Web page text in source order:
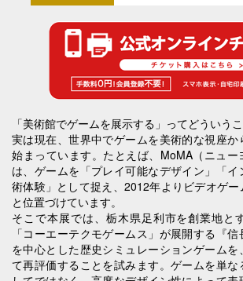
「美術館でゲームを展示する」ってどういう
実は現在、世界中でゲームを美術的な視座
始まっています。たとえば、MoMA（ニュー
は、ゲームを「プレイ可能なデザイン」「
術体験」として捉え、2012年よりビデオゲ
と位置づけています。
そこで本展では、栃木県足利市を創業地と
「コーエーテクモゲームス」が展開する『
を中心とした歴史シミュレーションゲーム
て再評価することを試みます。ゲームを単な